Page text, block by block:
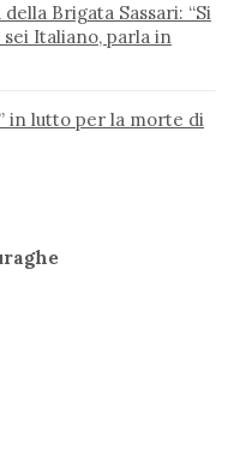
Brigata Sassari: “Si
sei Italiano, parla in
in lutto per la morte di